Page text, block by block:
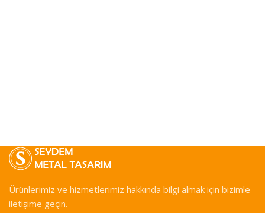
Ürünlerimiz ve hizmetlerimiz hakkında bilgi almak için bizimle
iletişime geçin.